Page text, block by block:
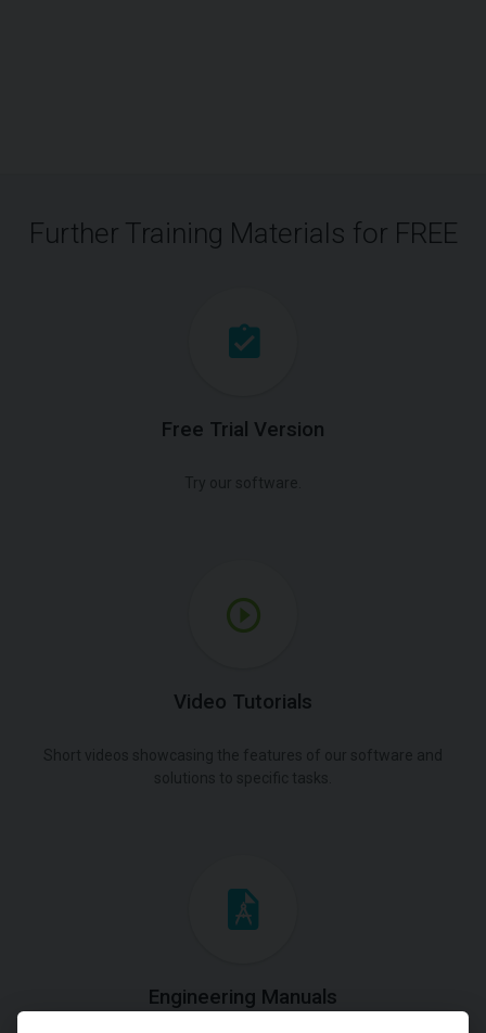
Further Training Materials for FREE
Free Trial Version
Video Tutorials
Engineering Manuals